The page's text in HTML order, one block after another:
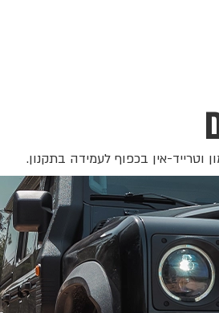
וטרייד-אין בכפוף לעמידה בתקנון.